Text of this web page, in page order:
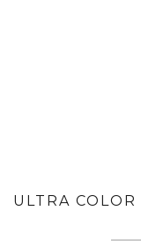
ULTRA